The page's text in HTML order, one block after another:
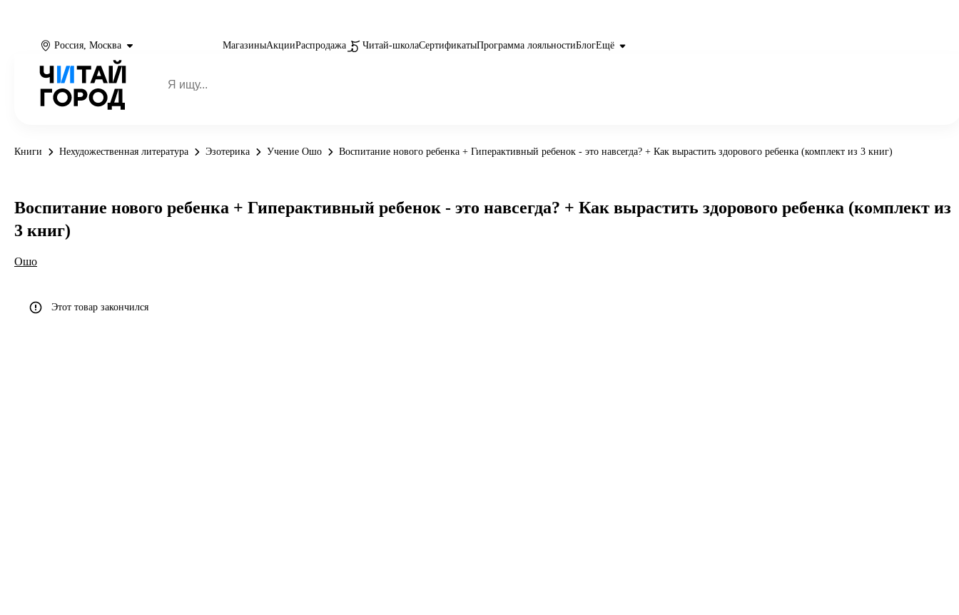
Россия, Москва МагазиныАкцииРаспродажа Читай-школаСертификатыПрограмма лояльностиБлогЕщё
Книги Нехудожественная литература Эзотерика Учение Ошо Воспитание нового ребенка + Гиперактивный ребенок - это навсегда? + Как вырастить здорового ребенка (комплект из 3 книг)
Воспитание нового ребенка + Гиперактивный ребенок - это навсегда? + Как вырастить здорового ребенка (комплект из
3 книг)
Ошо
Этот товар закончился